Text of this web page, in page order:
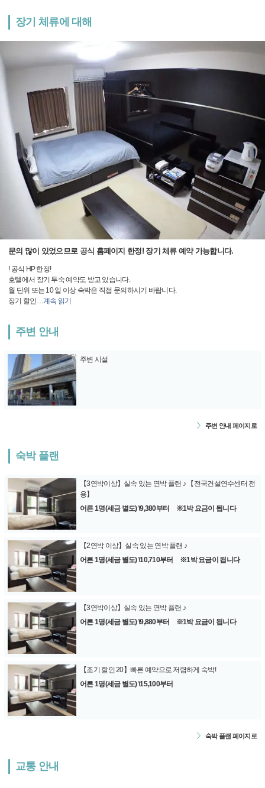
장기 체류에 대해
문의 많이 있었으므로 공식 홈페이지 한정! 장기 체류 예약 가능합니다.
! 공식 HP 한정!
호텔에서 장기 투숙 예약도 받고 있습니다.
월 단위 또는 10 일 이상 숙박은 직접 문의하시기 바랍니다.
장기 할인 …계속 읽기
주변 안내
주변 시설
주변 안내 페이지로
숙박 플랜
【3연박이상】실속 있는 연박 플랜 ♪ 【전국건설연수센터 전
용】
어른 1명(세금 별도) \9,380부터 ※1박 요금이 됩니다
【2연박 이상】실속 있는 연박 플랜 ♪
어른 1명(세금 별도) \10,710부터 ※1박 요금이 됩니다
【3연박이상】실속 있는 연박 플랜 ♪
어른 1명(세금 별도) \9,880부터 ※1박 요금이 됩니다
【조기 할인 20】빠른 예약으로 저렴하게 숙박!
어른 1명(세금 별도) \15,100부터
숙박 플랜 페이지로
교통 안내